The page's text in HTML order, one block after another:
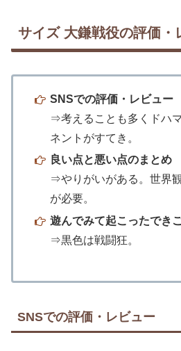
サイズ 大鎌戦役の評価・
SNSでの評価・レビュー
⇒考えることも多くドハ
ネントがすてき。
良い点と悪い点のまとめ
⇒やりがいがある。世界
が必要。
遊んでみて起こったでき
⇒黒色は戦闘狂。
SNSでの評価・レビュー